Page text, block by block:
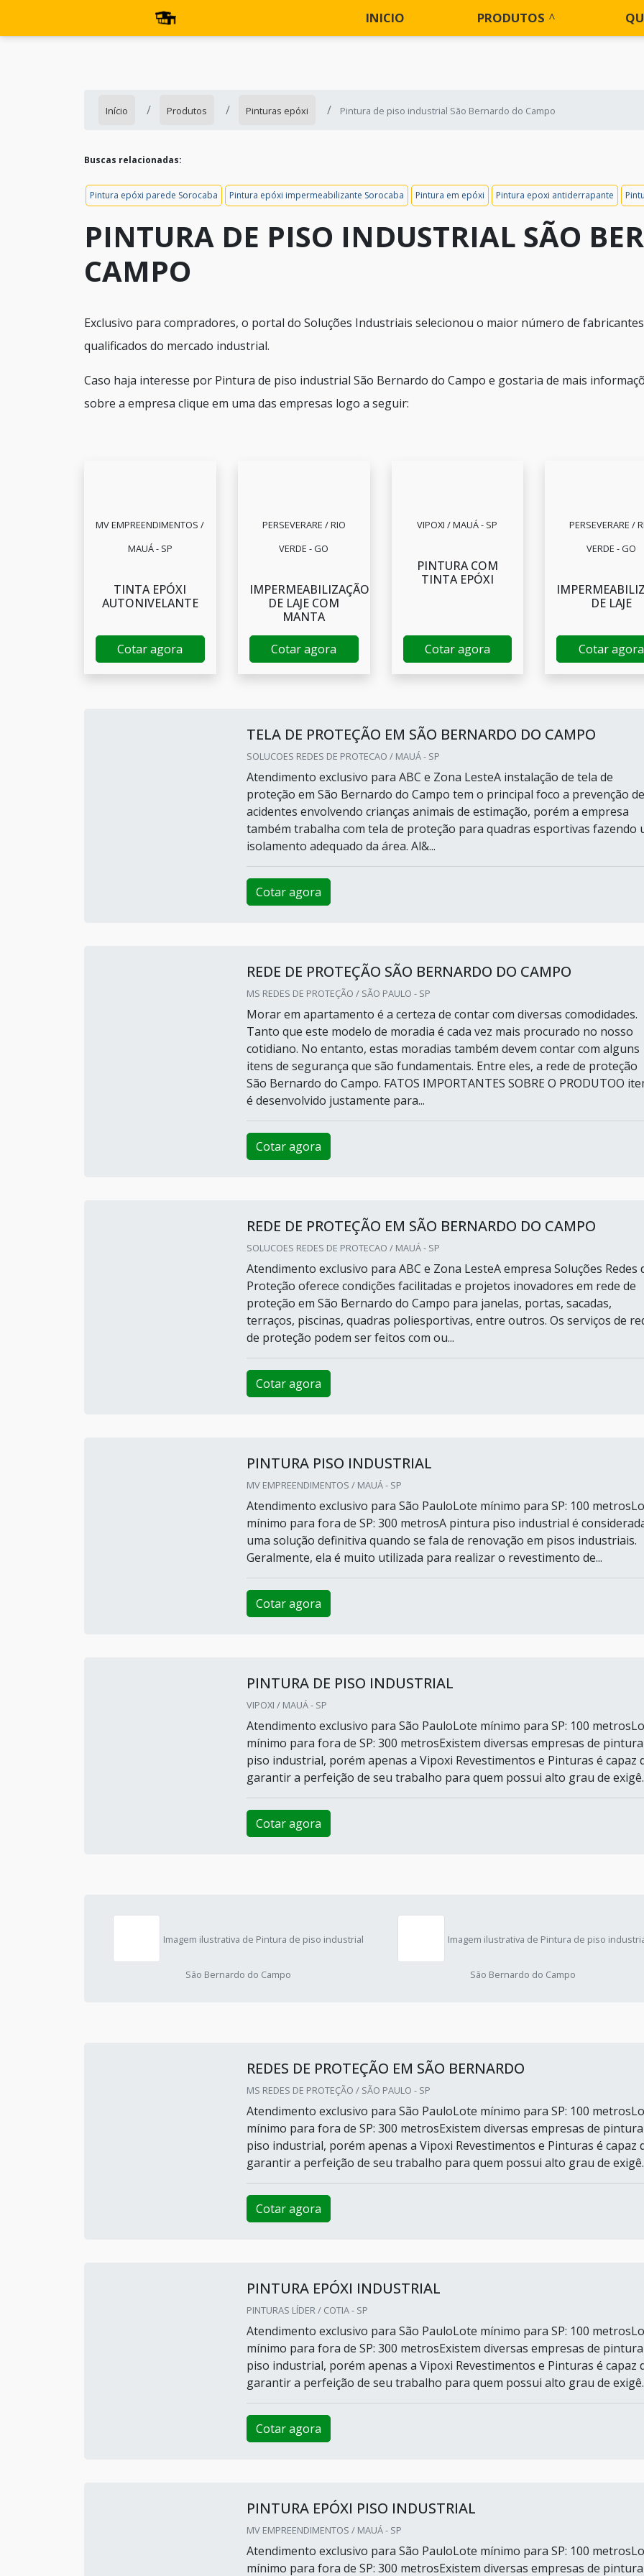
INICIO PRODUTOS
Início Produtos Pinturas epóxi Pintura de piso industrial São Bernardo do Campo
Buscas relacionadas:
Pintura epóxi parede Sorocaba Pintura epóxi impermeabilizante Sorocaba Pintura em epóxi Pintura epoxi antiderrapante
PINTURA DE PISO INDUSTRIAL SÃO
CAMPO
Exclusivo para compradores, o portal do Soluções Industriais selecionou o maior número de fabricantes
qualificados do mercado industrial.
Caso haja interesse por Pintura de piso industrial São Bernardo do Campo e gostaria de mais
sobre a empresa clique em uma das empresas logo a seguir:
MV EMPREENDIMENTOS /
MAUÁ - SP
TINTA EPÓXI
AUTONIVELANTE
Cotar agora
PERSEVERARE / RIO
VERDE - GO
IMPERMEABILIZAÇÃO
DE LAJE COM
MANTA
Cotar agora
VIPOXI / MAUÁ - SP
PINTURA COM
TINTA EPÓXI
Cotar agora
PERSEVERARE /
VERDE - GO
DE LAJE
Cotar agora
TELA DE PROTEÇÃO EM SÃO BERNARDO DO CAMPO
SOLUCOES REDES DE PROTECAO / MAUÁ - SP
Atendimento exclusivo para ABC e Zona LesteA instalação de tela de
proteção em São Bernardo do Campo tem o principal foco a prevenção de
acidentes envolvendo crianças animais de estimação, porém a empresa
também trabalha com tela de proteção para quadras esportivas fazendo
isolamento adequado da área. Al&...
Cotar agora
REDE DE PROTEÇÃO SÃO BERNARDO DO CAMPO
MS REDES DE PROTEÇÃO / SÃO PAULO - SP
Morar em apartamento é a certeza de contar com diversas comodidades.
Tanto que este modelo de moradia é cada vez mais procurado no nosso
cotidiano. No entanto, estas moradias também devem contar com alguns
itens de segurança que são fundamentais. Entre eles, a rede de proteção
São Bernardo do Campo. FATOS IMPORTANTES SOBRE O PRODUTOO
é desenvolvido justamente para...
Cotar agora
REDE DE PROTEÇÃO EM SÃO BERNARDO DO CAMPO
SOLUCOES REDES DE PROTECAO / MAUÁ - SP
Atendimento exclusivo para ABC e Zona LesteA empresa Soluções Redes
Proteção oferece condições facilitadas e projetos inovadores em rede de
proteção em São Bernardo do Campo para janelas, portas, sacadas,
terraços, piscinas, quadras poliesportivas, entre outros. Os serviços de
de proteção podem ser feitos com ou...
Cotar agora
PINTURA PISO INDUSTRIAL
MV EMPREENDIMENTOS / MAUÁ - SP
Atendimento exclusivo para São PauloLote mínimo para SP: 100
mínimo para fora de SP: 300 metrosA pintura piso industrial é
uma solução definitiva quando se fala de renovação em pisos industriais.
Geralmente, ela é muito utilizada para realizar o revestimento de...
Cotar agora
PINTURA DE PISO INDUSTRIAL
VIPOXI / MAUÁ - SP
Atendimento exclusivo para São PauloLote mínimo para SP: 100
mínimo para fora de SP: 300 metrosExistem diversas empresas de
piso industrial, porém apenas a Vipoxi Revestimentos e Pinturas é capaz
garantir a perfeição de seu trabalho para quem possui alto grau de
Cotar agora
Imagem ilustrativa de Pintura de piso industrial
São Bernardo do Campo
Imagem ilustrativa de Pintura de piso
São Bernardo do Campo
REDES DE PROTEÇÃO EM SÃO BERNARDO
MS REDES DE PROTEÇÃO / SÃO PAULO - SP
Atendimento exclusivo para São PauloLote mínimo para SP: 100
mínimo para fora de SP: 300 metrosExistem diversas empresas de
piso industrial, porém apenas a Vipoxi Revestimentos e Pinturas é capaz
garantir a perfeição de seu trabalho para quem possui alto grau de
Cotar agora
PINTURA EPÓXI INDUSTRIAL
PINTURAS LÍDER / COTIA - SP
Atendimento exclusivo para São PauloLote mínimo para SP: 100
mínimo para fora de SP: 300 metrosExistem diversas empresas de
piso industrial, porém apenas a Vipoxi Revestimentos e Pinturas é capaz
garantir a perfeição de seu trabalho para quem possui alto grau de
Cotar agora
PINTURA EPÓXI PISO INDUSTRIAL
MV EMPREENDIMENTOS / MAUÁ - SP
Atendimento exclusivo para São PauloLote mínimo para SP: 100
mínimo para fora de SP: 300 metrosExistem diversas empresas de